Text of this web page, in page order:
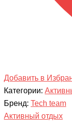
Добавить в
Категории:
Бренд: Tech team
Активный отдых